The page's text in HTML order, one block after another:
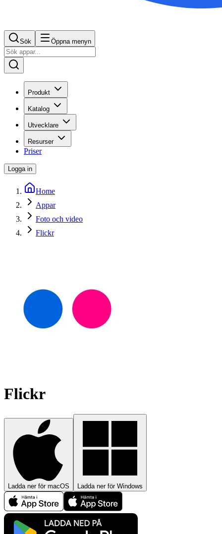
Sök Öppna menyn
Produkt
Katalog
Utvecklare
Resurser
Priser
Logga in
Home
Appar
Foto och video
Flickr
Flickr
Ladda ner för macOS Ladda ner för Windows